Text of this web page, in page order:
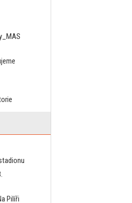
Pilíři